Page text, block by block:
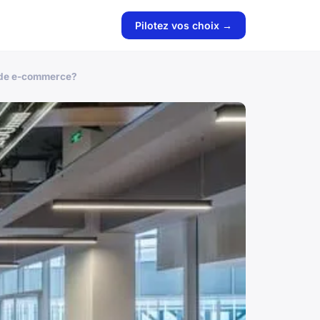
Pilotez vos choix →
e-commerce?